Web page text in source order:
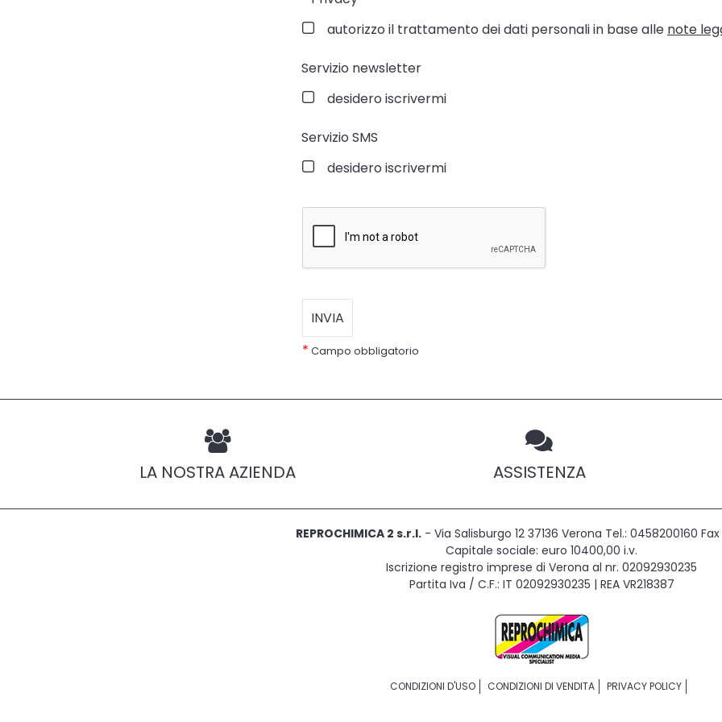
autorizzo il trattamento dei dati personali in base alle note
Servizio newsletter
desidero iscrivermi
Servizio SMS
desidero iscrivermi
* Campo obbligatorio
LA NOSTRA AZIENDA ASSISTENZA
REPROCHIMICA 2 s.r.l.- Via Salisburgo 12 37136 Verona Tel.: 0458200160
Capitale sociale: euro 10400,00 i.v.
Iscrizione registro imprese di Verona al nr. 02092930235
Partita Iva / C.F.: IT 02092930235 | REA VR218387
CONDIZIONI D'USO CONDIZIONI DI VENDITA PRIVACY POLICY